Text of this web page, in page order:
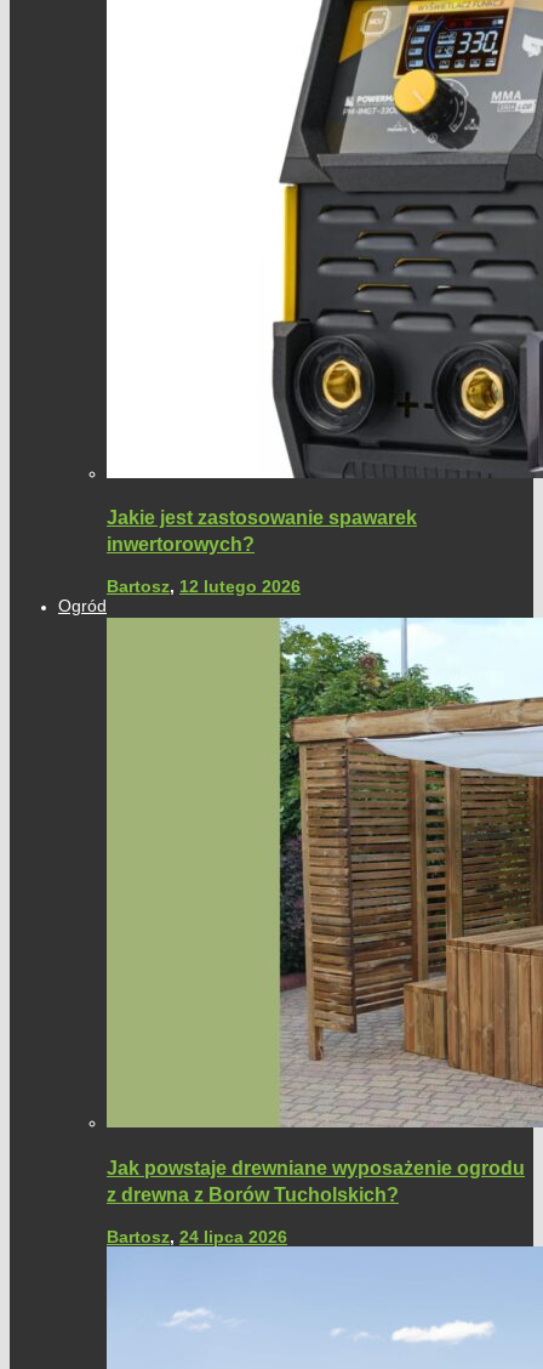
Jakie jest zastosowanie spawarek
inwertorowych?
Bartosz, 12 lutego 2026
Ogród
Jak powstaje drewniane wyposażenie ogrodu
z drewna z Borów Tucholskich?
Bartosz, 24 lipca 2026